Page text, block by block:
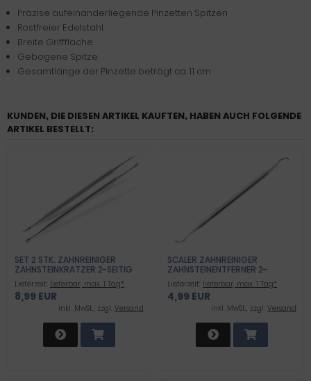
Präzise aufeinanderliegende Pinzetten Spitzen
Rostfreier Edelstahl
Breite Grifffläche
Gebogene Spitze
Gesamtlänge der Pinzette beträgt ca. 11 cm
KUNDEN, DIE DIESEN ARTIKEL KAUFTEN, HABEN AUCH FOLGENDE
ARTIKEL BESTELLT:
SET 2 STK. ZAHNREINIGER
ZAHNSTEINKRATZER 2-SEITIG
NEU
Lieferzeit: lieferbar, max. 1 Tag*
8,99 EUR
inkl .MwSt., zzgl. Versand
SCALER ZAHNREINIGER
ZAHNSTEINENTFERNER 2-
FACHER HAKEN
DOPPELINSTRUMENT -
ROSTFREIER EDELSTAHL
Lieferzeit: lieferbar, max. 1 Tag*
4,99 EUR
inkl .MwSt., zzgl. Versand